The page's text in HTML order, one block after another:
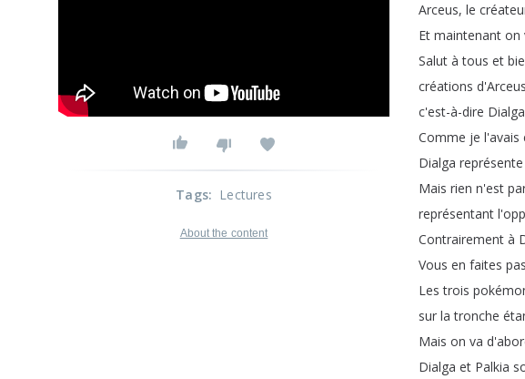
Arceus, le
Et maintenant on
Salut à tous et
créations d'Arceus
c'est-à-dire Dialga
Comme je l'avais
Dialga représente
Mais rien n'est
représentant
Contrairement à
Vous en faites pas
Les trois
sur la tronche
Mais on va
Dialga et Palkia
Tags: Lectures
About the content